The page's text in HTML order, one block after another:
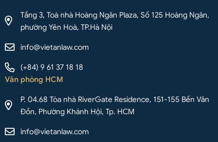
Tầng 3, Toà nhà Hoàng Ngân Plaza, Số 125 Hoàng Ngân,
phường Yên Hoà, TP.Hà Nội
info@vietanlaw.com
(+84) 9 61 37 18 18
Văn phòng HCM
P. 04.68 Tòa nhà RiverGate Residence, 151-155 Bến Vân
Đồn, Phường Khánh Hội, Tp. HCM
info@vietanlaw.com